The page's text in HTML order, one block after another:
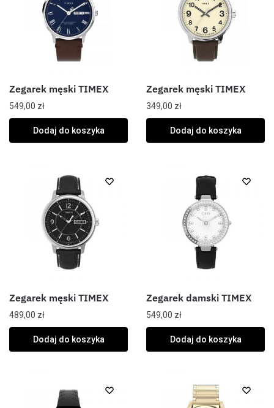
Zegarek męski TIMEX
549,00 zł
Dodaj do koszyka
Zegarek męski TIMEX
349,00 zł
Dodaj do koszyka
Zegarek męski TIMEX
489,00 zł
Dodaj do koszyka
Zegarek damski TIMEX
549,00 zł
Dodaj do koszyka